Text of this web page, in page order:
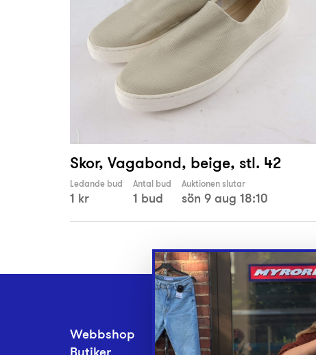
Skor, Vagabond, beige, stl. 42
Ledande bud
1 kr
Antal bud
1 bud
Auktionen slutar
sön 9 aug 18:10
Webbshop
Inlämningsplatser